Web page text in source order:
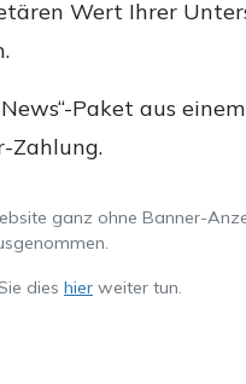
Wert Ihrer
Paket aus
Zahlung.
ganz ohne Banner-
dies hier weiter tun.